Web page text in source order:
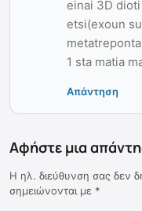
einai 3D
etsi(exoun
1 sta matia
Απάντηση
Αφήστε μια
Η ηλ. διεύθυνση σας δεν
σημειώνονται με *